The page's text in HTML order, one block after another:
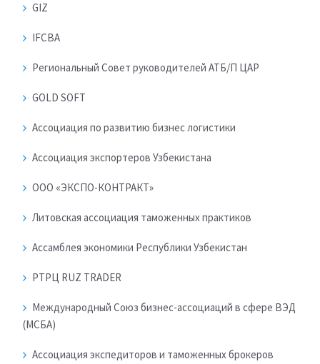
GIZ
IFCBA
Региональный Совет руководителей АТБ/П ЦАР
GOLD SOFT
Ассоциация по развитию бизнес логистики
Ассоциация экспортеров Узбекистана
ООО «ЭКСПО-КОНТРАКТ»
Литовская ассоциация таможенных практиков
Ассамблея экономики Республики Узбекистан
РТРЦ RUZ TRADER
Международный Союз бизнес-ассоциаций в сфере ВЭД
(МСБА)
Ассоциация экспедиторов и таможенных брокеров